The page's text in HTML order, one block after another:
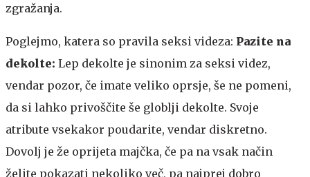
zgražanja.
Poglejmo, katera so pravila seksi videza: Pazite na
dekolte: Lep dekolte je sinonim za seksi videz,
vendar pozor, če imate veliko oprsje, še ne pomeni,
da si lahko privoščite še globlji dekolte. Svoje
atribute vsekakor poudarite, vendar diskretno.
Dovolj je že oprijeta majčka, če pa na vsak način
želite pokazati nekoliko več, pa najprej dobro